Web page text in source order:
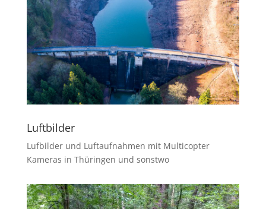
Luftbilder
Lufbilder und Luftaufnahmen mit Multicopter
Kameras in Thüringen und sonstwo